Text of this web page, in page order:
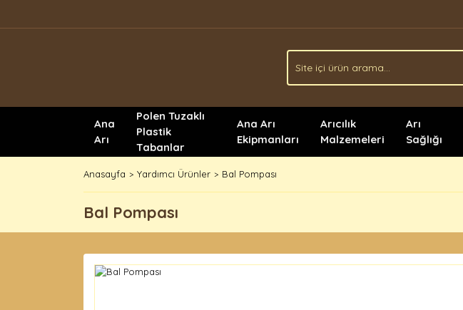
Ana
Arı
Polen Tuzaklı
Plastik
Tabanlar
Ana Arı
Ekipmanları
Arıcılık
Malzemeleri
Arı
Sağlığı
Anasayfa Yardımcı Ürünler Bal Pompası
Bal Pompası